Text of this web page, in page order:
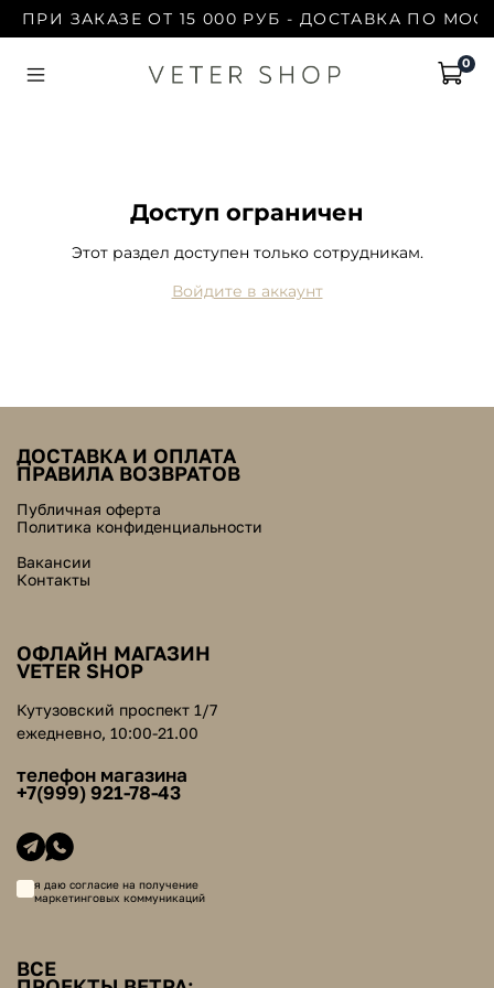
ПРИ ЗАКАЗЕ ОТ 15 000 РУБ - ДОСТАВКА ПО
0
Доступ ограничен
Этот раздел доступен только сотрудникам.
Войдите в аккаунт
ДОСТАВКА И ОПЛАТА
ПРАВИЛА ВОЗВРАТОВ
Публичная оферта
Политика конфиденциальности
Вакансии
Контакты
ОФЛАЙН МАГАЗИН
VETER SHOP
Кутузовский проспект 1/7
ежедневно, 10:00-21.00
телефон магазина
+7(999) 921-78-43
я даю согласие на получение
маркетинговых коммуникаций
ВСЕ